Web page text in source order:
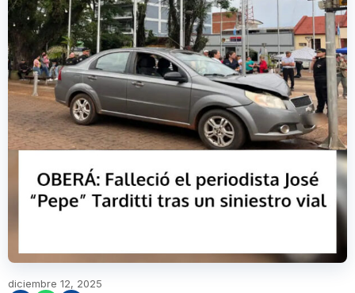
diciembre 12, 2025